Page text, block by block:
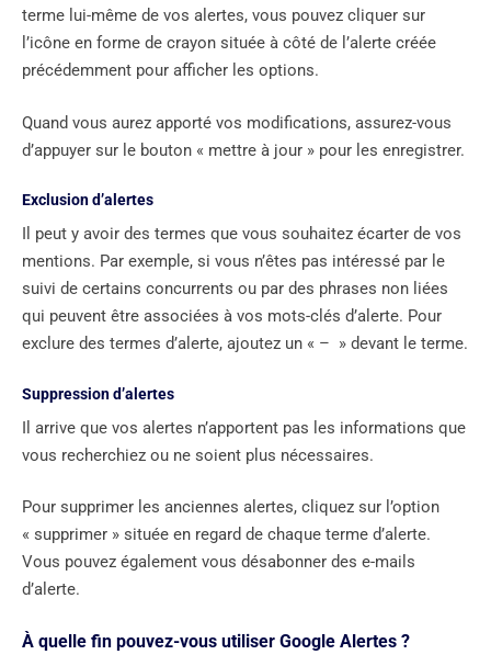
terme lui-même de vos alertes, vous pouvez cliquer sur
l’icône en forme de crayon située à côté de l’alerte créée
précédemment pour afficher les options.
Quand vous aurez apporté vos modifications, assurez-vous
d’appuyer sur le bouton « mettre à jour » pour les enregistrer.
Exclusion d’alertes
Il peut y avoir des termes que vous souhaitez écarter de vos
mentions. Par exemple, si vous n’êtes pas intéressé par le
suivi de certains concurrents ou par des phrases non liées
qui peuvent être associées à vos mots-clés d’alerte. Pour
exclure des termes d’alerte, ajoutez un « – » devant le terme.
Suppression d’alertes
Il arrive que vos alertes n’apportent pas les informations que
vous recherchiez ou ne soient plus nécessaires.
Pour supprimer les anciennes alertes, cliquez sur l’option
« supprimer » située en regard de chaque terme d’alerte.
Vous pouvez également vous désabonner des e-mails
d’alerte.
À quelle fin pouvez-vous utiliser Google Alertes ?